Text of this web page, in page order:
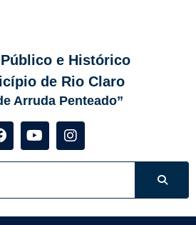
e Histórico
de Rio Claro
Arruda Penteado”